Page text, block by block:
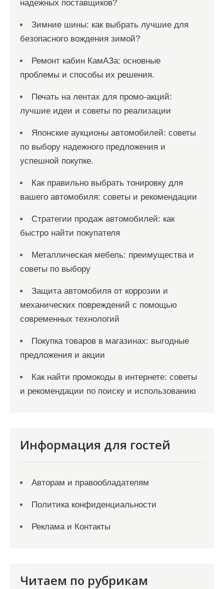
надежных поставщиков?
Зимние шины: как выбрать лучшие для
безопасного вождения зимой?
Ремонт кабин КамАЗа: основные
проблемы и способы их решения.
Печать на лентах для промо-акций:
лучшие идеи и советы по реализации
Японские аукционы автомобилей: советы
по выбору надежного предложения и
успешной покупке.
Как правильно выбрать тонировку для
вашего автомобиля: советы и рекомендации
Стратегии продаж автомобилей: как
быстро найти покупателя
Металлическая мебель: преимущества и
советы по выбору
Защита автомобиля от коррозии и
механических повреждений с помощью
современных технологий
Покупка товаров в магазинах: выгодные
предложения и акции
Как найти промокоды в интернете: советы
и рекомендации по поиску и использованию
Информация для гостей
Авторам и правообладателям
Политика конфиденциальности
Реклама и Контакты
Читаем по рубрикам